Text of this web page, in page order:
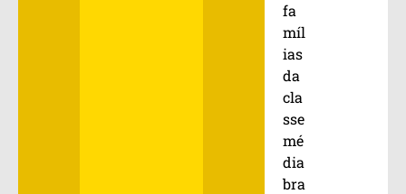
fa
míl
ias
da
cla
sse
mé
dia
bra